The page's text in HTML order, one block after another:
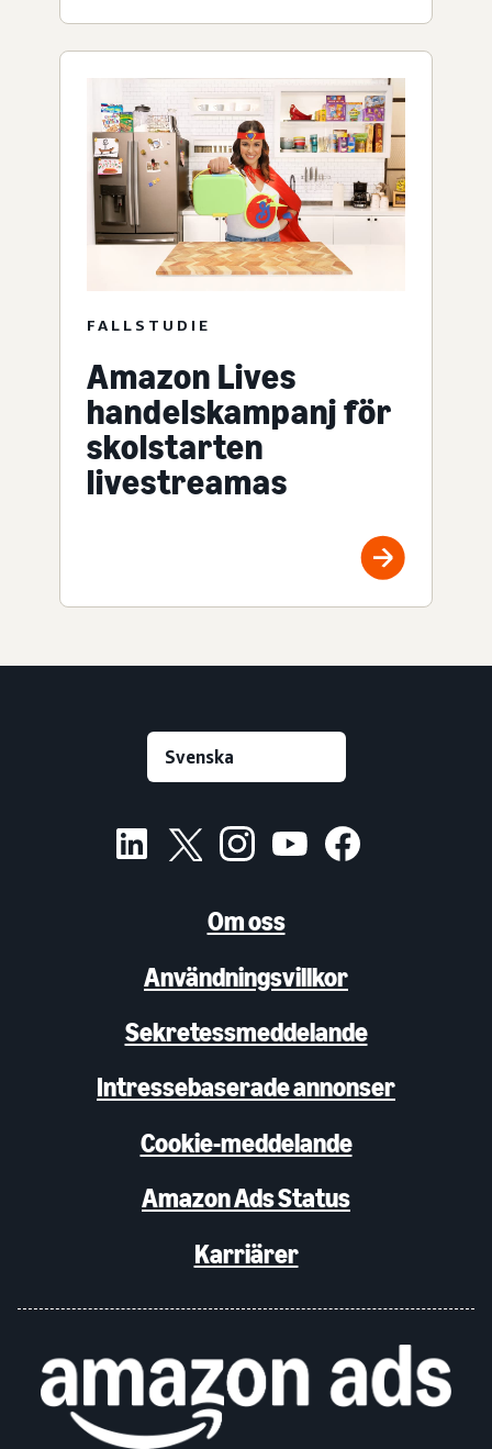
FALLSTUDIE
Amazon Lives
handelskampanj för
skolstarten
livestreamas
Om oss
Användningsvillkor
Sekretessmeddelande
Intressebaserade annonser
Cookie-meddelande
Amazon Ads Status
Karriärer